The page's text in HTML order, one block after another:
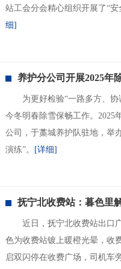
站工会分会精心组织开展了“安
细]
养护分公司开展2025年
为更好检验“一路多方、
今冬明春除雪保畅工作。2025
公司，于藁城养护队驻地，举
演练”。
[详细]
抚宁北收费站：暮色里
近日，抚宁北收费站出口
色为收费站镀上暖橙光晕，收
启双闪停在收费广场，司机